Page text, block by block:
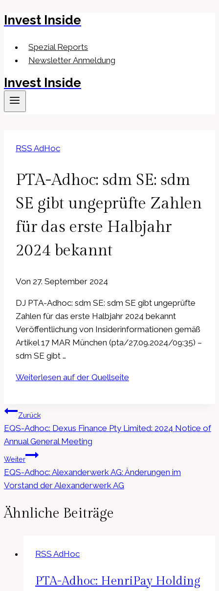
Zum
springen
Invest Inside
Spezial Reports
Newsletter Anmeldung
Invest Inside
RSS AdHoc
PTA-Adhoc: sdm SE: sdm
SE gibt ungeprüfte Zahlen
für das erste Halbjahr
2024 bekannt
Von 27. September 2024
DJ PTA-Adhoc: sdm SE: sdm SE gibt ungeprüfte
Zahlen für das erste Halbjahr 2024 bekannt
Veröffentlichung von Insiderinformationen gemäß
Artikel 17 MAR München (pta/27.09.2024/09:35) –
sdm SE gibt …
Weiterlesen auf der Quellseite
Beitragsnavigation
Zurück
EQS-Adhoc: Dexus Finance Pty Limited: 2024 Notice of
Annual General Meeting
Weiter
EQS-Adhoc: Alexanderwerk AG: Änderungen im
Vorstand der Alexanderwerk AG
Ähnliche Beiträge
RSS AdHoc
PTA-Adhoc: HenriPay Holding